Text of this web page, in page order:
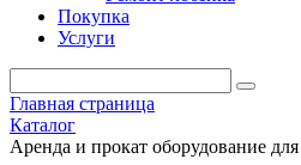
Покупка
Услуги
Главная страница
Каталог
Аренда и прокат оборудование